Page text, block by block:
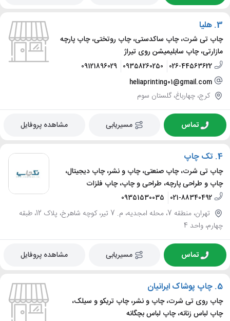
3. هلیا
چاپ تی شرت، چاپ ساکدستی، چاپ روتختی، چاپ پارچه
مازارتی، چاپ سابلیمیشن روی تیراژ
026-44563622
09358260250
09121896029
heliaprinting01@gmail.com
کرج، چهارباغ، گلستان سوم
تماس مسیریابی مشاهده پروفایل
4. تک چاپ
چاپ تی شرت، چاپ صنعتی، چاپ و نشر، چاپ دیجیتال،
چاپ و طراحی پارچه، طراحی و چاپ، چاپ فلزات
021-88340492
09351530035
تهران، منطقه 7، محله امجدیه، م. 7 تیر، کوچه شاهرخ، پلاک 12، طبقه
چهارم، واحد 4
تماس مسیریابی مشاهده پروفایل
5. چاپ پوشاک ایرانیان
چاپ روی تی شرت، چاپ و نشر، چاپ تریکو و سیلک،
چاپ لباس زنانه، چاپ لباس بچگانه